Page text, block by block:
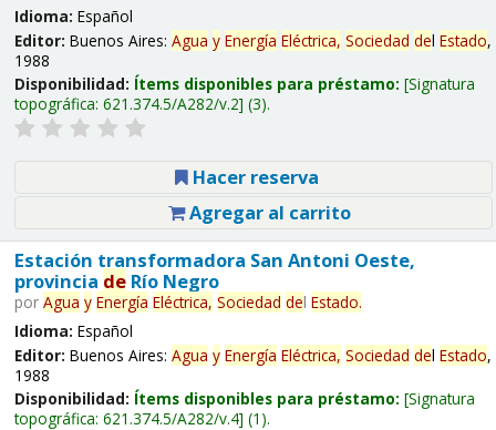
Idioma: Español
Editor: Buenos Aires: Agua y Energía Eléctrica, Sociedad del Estado,
1988
Disponibilidad: Ítems disponibles para préstamo: Signatura
topográfica: 621.374.5/A282/v.2 (3).
Hacer reserva
Agregar al carrito
Estación transformadora San Antoni Oeste,
provincia deRío Negro
por Agua y Energía Eléctrica, Sociedad del Estado.
Idioma: Español
Editor: Buenos Aires: Agua y Energía Eléctrica, Sociedad del Estado,
1988
Disponibilidad: Ítems disponibles para préstamo: Signatura
topográfica: 621.374.5/A282/v.4 (1).